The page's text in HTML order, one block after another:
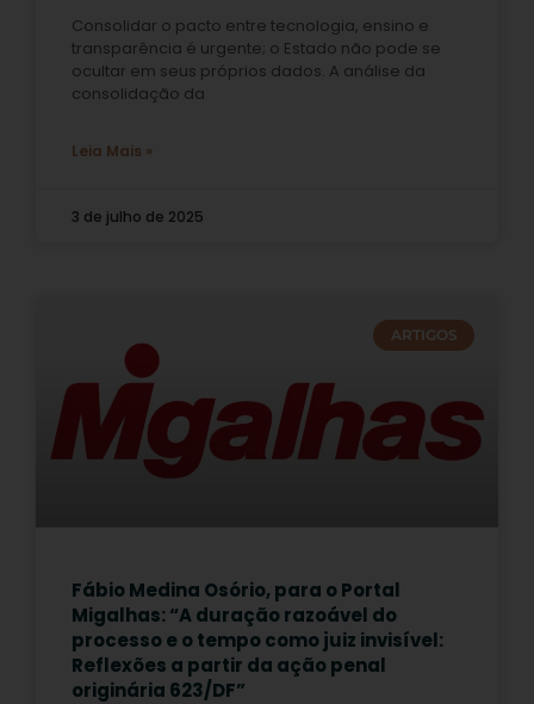
Consolidar o pacto entre tecnologia, ensino e
transparência é urgente; o Estado não pode se
ocultar em seus próprios dados. A análise da
consolidação da
Leia Mais »
3 de julho de 2025
ARTIGOS
Fábio Medina Osório, para o Portal
Migalhas: “A duração razoável do
processo e o tempo como juiz invisível:
Reflexões a partir da ação penal
originária 623/DF”